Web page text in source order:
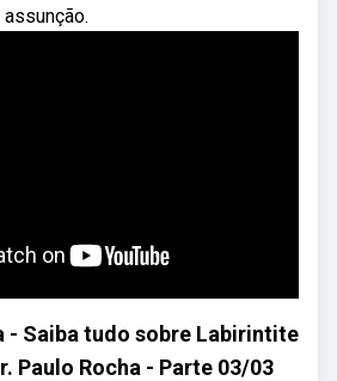
- Saiba tudo sobre Labirintite
Paulo Rocha - Parte 03/03